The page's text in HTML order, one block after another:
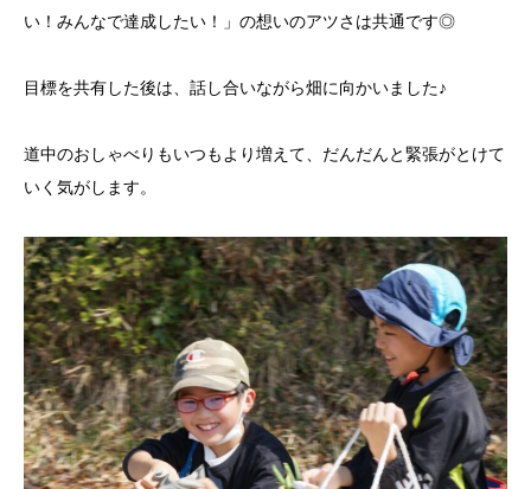
い！みんなで達成したい！」の想いのアツさは共通です◎
目標を共有した後は、話し合いながら畑に向かいました♪
道中のおしゃべりもいつもより増えて、だんだんと緊張がとけて
いく気がします。